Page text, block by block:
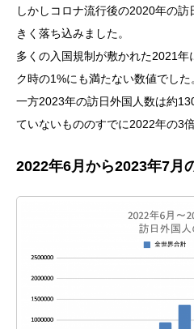
しかしコロナ流行後の2020年の
きく落ち込みました。
多くの入国規制が敷かれた2021
ク時の1%にも満たない数値でした
一方2023年の訪日外国人数は約
ていないもののすでに2022年の3
2022年6月から2023年7月